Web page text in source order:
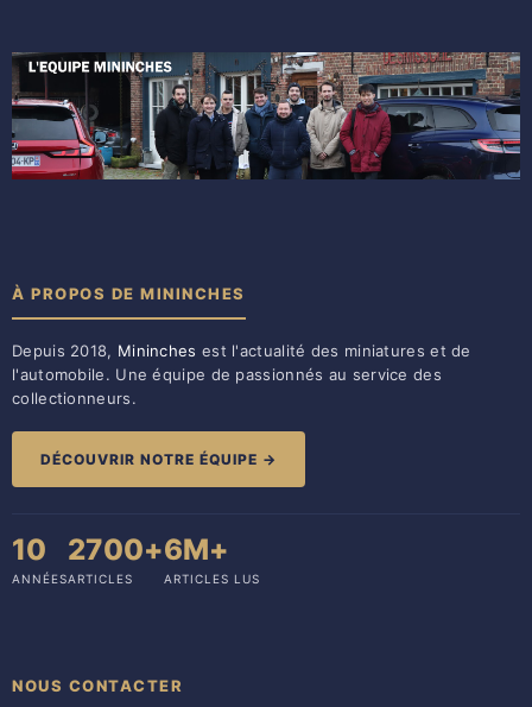
À PROPOS DE MININCHES
Depuis 2018, Mininches est l'actualité des miniatures et de
l'automobile. Une équipe de passionnés au service des
collectionneurs.
DÉCOUVRIR NOTRE ÉQUIPE →
10
ANNÉES
2700+
ARTICLES
6M+
ARTICLES LUS
NOUS CONTACTER